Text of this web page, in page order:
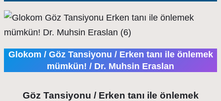
Glokom / Göz Tansiyonu / Erken tanı ile önlemek
mümkün! / Dr. Muhsin Eraslan
Göz Tansiyonu / Erken tanı ile önlemek